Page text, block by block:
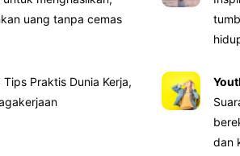
uang tanpa cemas
Praktis Dunia Kerja,
dan